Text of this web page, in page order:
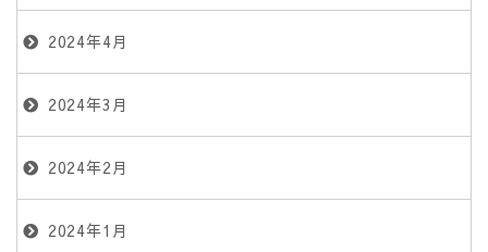
2024年4月
2024年3月
2024年2月
2024年1月